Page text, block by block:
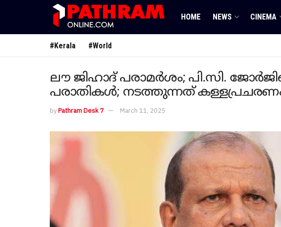
HOME NEWS CINEMA
#Kerala #World
ലൗ ജിഹാദ് പരാമര്‍ശം; പി.സി.
പരാതികള്‍; നടത്തുന്നത്
byPathram Desk 7 March 11, 2025